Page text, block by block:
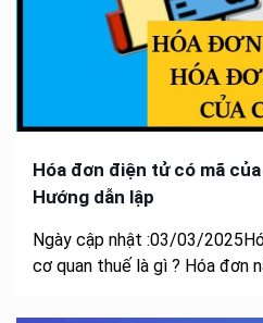
Hóa đơn điện tử có mã
Hướng dẫn lập
Ngày cập nhật :03/03/
cơ quan thuế là gì ? Hóa đơn